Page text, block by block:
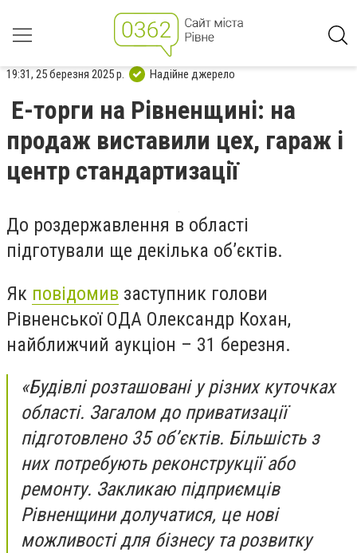
19:31, 25 березня 2025 р. Надійне джерело
Е-торги на Рівненщині: на
продаж виставили цех, гараж і
центр стандартизації
До роздержавлення в області
підготували ще декілька об’єктів.
Як повідомив заступник голови
Рівненської ОДА Олександр Кохан,
найближчий аукціон – 31 березня.
«Будівлі розташовані у різних куточках
області. Загалом до приватизації
підготовлено 35 об’єктів. Більшість з
них потребують реконструкції або
ремонту. Закликаю підприємців
Рівненщини долучатися, це нові
можливості для бізнесу та розвитку